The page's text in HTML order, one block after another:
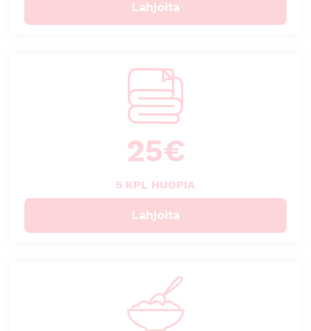
Lahjoita
25€
5 KPL HUOPIA
Lahjoita